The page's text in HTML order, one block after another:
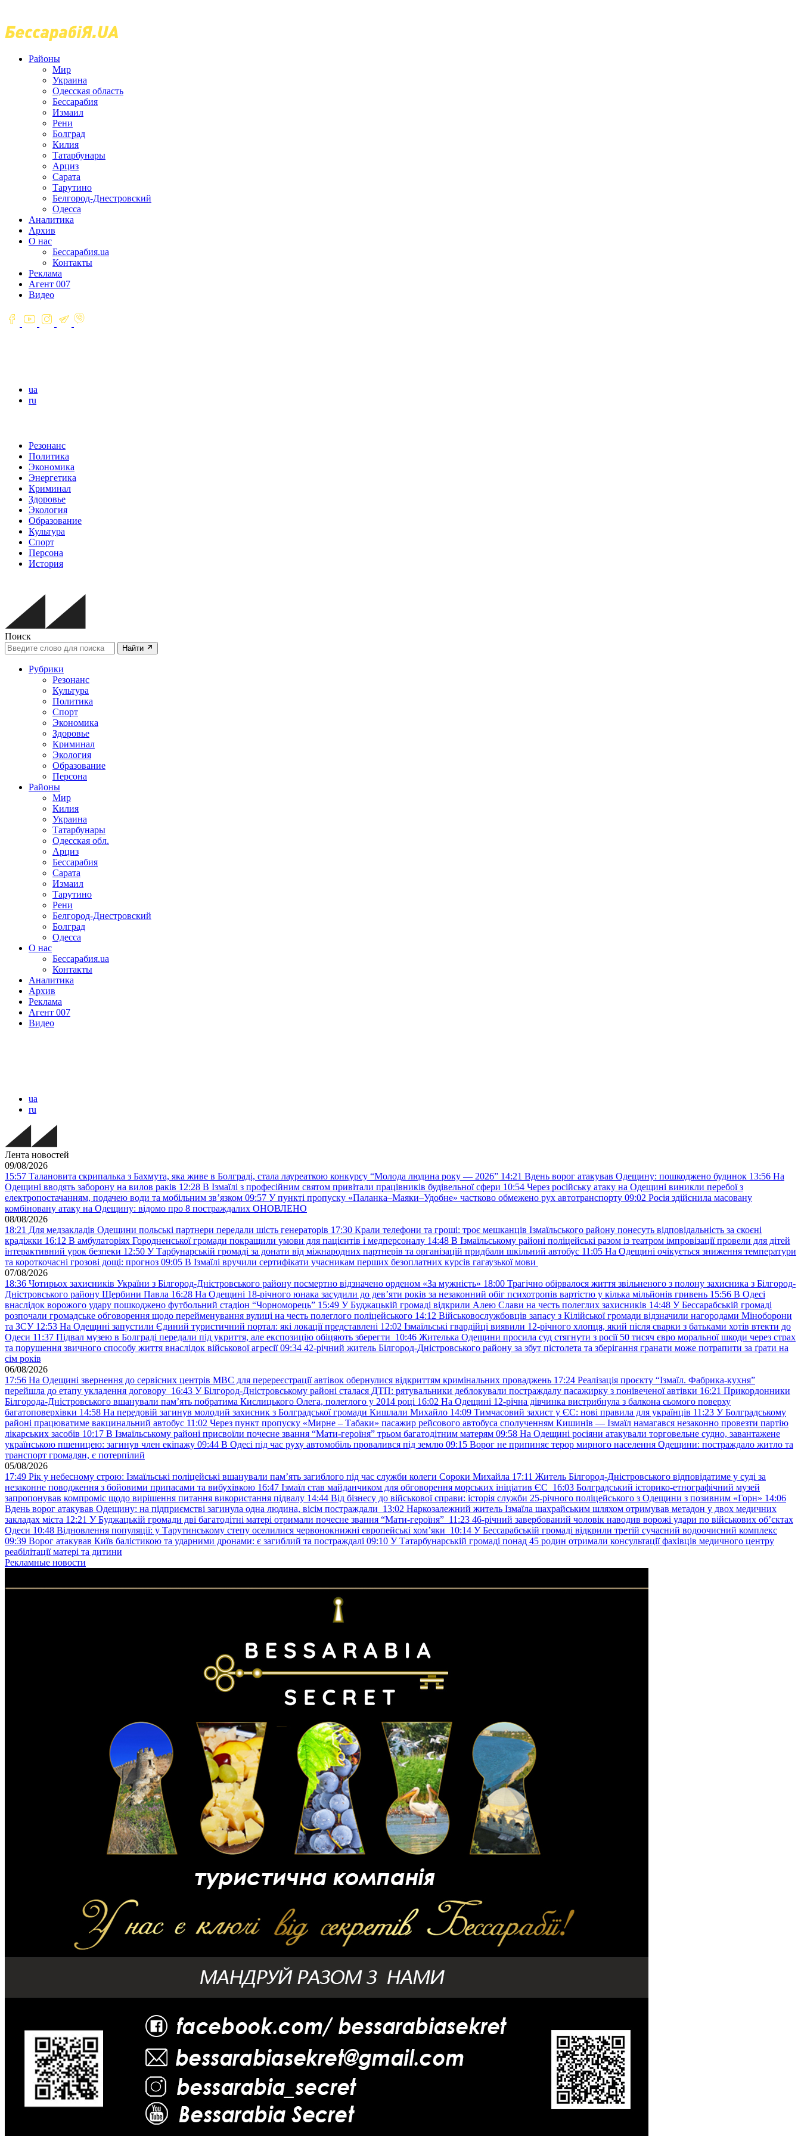
Районы
Мир
Украина
Одесская область
Бессарабия
Измаил
Рени
Болград
Килия
Татарбунары
Арциз
Сарата
Тарутино
Белгород-Днестровский
Одесса
Аналитика
Архив
О нас
Бессарабия.ua
Контакты
Реклама
Агент 007
Видео
ua
ru
Резонанс
Политика
Экономика
Энергетика
Криминал
Здоровье
Экология
Образование
Культура
Спорт
Персона
История
Поиск
Найти
Рубрики
Резонанс
Культура
Политика
Спорт
Экономика
Здоровье
Криминал
Экология
Образование
Персона
Районы
Мир
Килия
Украина
Татарбунары
Одесская обл.
Арциз
Бессарабия
Сарата
Измаил
Тарутино
Рени
Белгород-Днестровский
Болград
Одесса
О нас
Бессарабия.ua
Контакты
Аналитика
Архив
Реклама
Агент 007
Видео
ua
ru
Лента новостей
09/08/2026
15:57 Талановита скрипалька з Бахмута, яка живе в Болграді, стала лауреаткою конкурсу “Молода людина року — 2026” 14:21 Вдень ворог атакував Одещину: пошкоджено будинок 13:56 На
Одещині вводять заборону на вилов раків 12:28 В Ізмаїлі з професійним святом привітали працівників будівельної сфери 10:54 Через російську атаку на Одещині виникли перебої з
електропостачанням, подачею води та мобільним звʼязком 09:57 У пункті пропуску «Паланка–Маяки–Удобне» частково обмежено рух автотранспорту 09:02 Росія здійснила масовану
комбіновану атаку на Одещину: відомо про 8 постраждалих ОНОВЛЕНО
08/08/2026
18:21 Для медзакладів Одещини польські партнери передали шість генераторів 17:30 Крали телефони та гроші: троє мешканців Ізмаїльського району понесуть відповідальність за скоєні
крадіжки 16:12 В амбулаторіях Городненської громади покращили умови для пацієнтів і медперсоналу 14:48 В Ізмаїльському районі поліцейські разом із театром імпровізації провели для дітей
інтерактивний урок безпеки 12:50 У Тарбунарській громаді за донати від міжнародних партнерів та організацій придбали шкільний автобус 11:05 На Одещині очікується зниження температури
та короткочасні грозові дощі: прогноз 09:05 В Ізмаїлі вручили сертифікати учасникам перших безоплатних курсів гагаузької мови
07/08/2026
18:36 Чотирьох захисників України з Білгород-Дністровського району посмертно відзначено орденом «За мужність» 18:00 Трагічно обірвалося життя звільненого з полону захисника з Білгород-
Дністровського району Щербини Павла 16:28 На Одещині 18-річного юнака засудили до дев’яти років за незаконний обіг психотропів вартістю у кілька мільйонів гривень 15:56 В Одесі
внаслідок ворожого удару пошкоджено футбольний стадіон “Чорноморець” 15:49 У Буджацькій громаді відкрили Алею Слави на честь полеглих захисників 14:48 У Бессарабській громаді
розпочали громадське обговорення щодо перейменування вулиці на честь полеглого поліцейського 14:12 Військовослужбовців запасу з Кілійської громади відзначили нагородами Міноборони
та ЗСУ 12:53 На Одещині запустили Єдиний туристичний портал: які локації представлені 12:02 Ізмаїльські гвардійці виявили 12-річного хлопця, який після сварки з батьками хотів втекти до
Одеси 11:37 Підвал музею в Болграді передали під укриття, але експозицію обіцяють зберегти 10:46 Жителька Одещини просила суд стягнути з росії 50 тисяч євро моральної шкоди через страх
та порушення звичного способу життя внаслідок військової агресії 09:34 42-річний житель Білгород-Дністровського району за збут пістолета та зберігання гранати може потрапити за ґрати на
сім років
06/08/2026
17:56 На Одещині звернення до сервісних центрів МВС для перереєстрації автівок обернулися відкриттям кримінальних проваджень 17:24 Реалізація проєкту “Ізмаїл. Фабрика-кухня”
перейшла до етапу укладення договору 16:43 У Білгород-Дністровському районі сталася ДТП: рятувальники деблокували постраждалу пасажирку з понівеченої автівки 16:21 Прикордонники
Білгорода-Дністровського вшанували пам’ять побратима Кислицького Олега, полеглого у 2014 році 16:02 На Одещині 12-річна дівчинка вистрибнула з балкона сьомого поверху
багатоповерхівки 14:58 На передовій загинув молодий захисник з Болградської громади Кишлали Михайло 14:09 Тимчасовий захист у ЄС: нові правила для українців 11:23 У Болградському
районі працюватиме вакцинальний автобус 11:02 Через пункт пропуску «Мирне – Табаки» пасажир рейсового автобуса сполученням Кишинів — Ізмаїл намагався незаконно провезти партію
лікарських засобів 10:17 В Ізмаїльському районі присвоїли почесне звання “Мати-героїня” трьом багатодітним матерям 09:58 На Одещині росіяни атакували торговельне судно, завантажене
українською пшеницею: загинув член екіпажу 09:44 В Одесі під час руху автомобіль провалився під землю 09:15 Ворог не припиняє терор мирного населення Одещини: постраждало житло та
транспорт громадян, є потерпілий
05/08/2026
17:49 Рік у небесному строю: Ізмаїльські поліцейські вшанували пам’ять загиблого під час служби колеги Сороки Михайла 17:11 Житель Білгород-Дністровського відповідатиме у суді за
незаконне поводження з бойовими припасами та вибухівкою 16:47 Ізмаїл став майданчиком для обговорення морських ініціатив ЄС 16:03 Болградський історико-етнографічний музей
запропонував компроміс щодо вирішення питання використання підвалу 14:44 Від бізнесу до військової справи: історія служби 25-річного поліцейського з Одещини з позивним «Горн» 14:06
Вдень ворог атакував Одещину: на підприємстві загинула одна людина, вісім постраждали 13:02 Наркозалежний житель Ізмаїла шахрайським шляхом отримував метадон у двох медичних
закладах міста 12:21 У Буджацькій громади дві багатодітні матері отримали почесне звання “Мати-героїня” 11:23 46-річний завербований чоловік наводив ворожі удари по військових обʼєктах
Одеси 10:48 Відновлення популяції: у Тарутинському степу оселилися червонокнижні європейські хом’яки 10:14 У Бессарабській громаді відкрили третій сучасний водоочисний комплекс
09:39 Ворог атакував Київ балістикою та ударними дронами: є загиблий та постраждалі 09:10 У Татарбунарській громаді понад 45 родин отримали консультації фахівців медичного центру
реабілітації матері та дитини
Рекламные новости